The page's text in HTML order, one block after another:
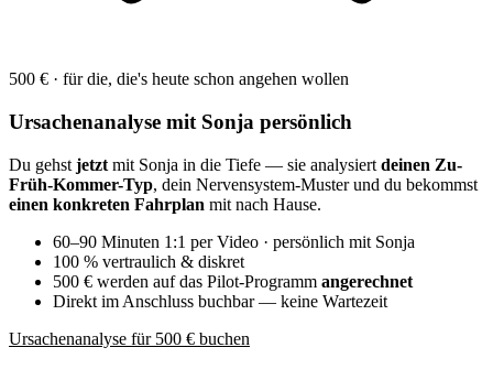
500 € · für die, die's heute schon angehen wollen
Ursachenanalyse mit Sonja persönlich
Du gehst jetzt mit Sonja in die Tiefe — sie analysiert deinen Zu-
Früh-Kommer-Typ, dein Nervensystem-Muster und du bekommst
einen konkreten Fahrplan mit nach Hause.
60–90 Minuten 1:1 per Video · persönlich mit Sonja
100 % vertraulich & diskret
500 € werden auf das Pilot-Programm angerechnet
Direkt im Anschluss buchbar — keine Wartezeit
Ursachenanalyse für 500 € buchen